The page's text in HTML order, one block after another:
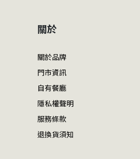
關於
關於品牌
門市資訊
自有餐廳
隱私權聲明
服務條款
退換貨須知